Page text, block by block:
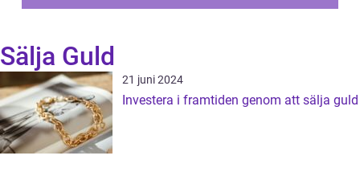
Sälja Guld
21 juni 2024
Investera i framtiden genom att sälja guld